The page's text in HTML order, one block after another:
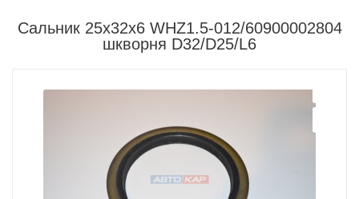
Сальник 25х32х6 WHZ1.5-012/60900002804
шкворня D32/D25/L6